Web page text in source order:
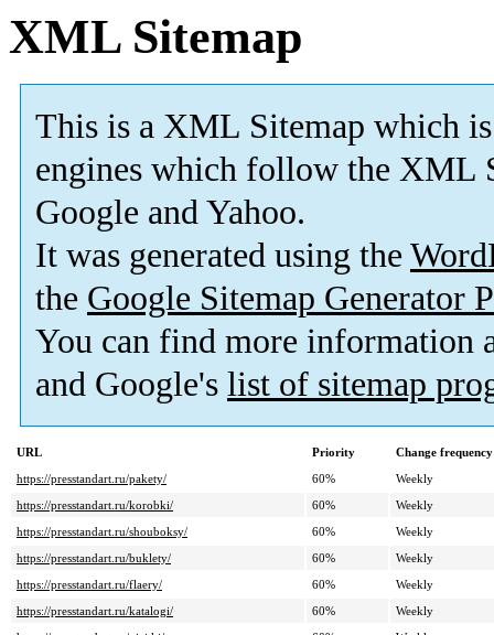
XML Sitemap
This is a XML Sitemap which is
engines which follow the XML
Google and Yahoo.
It was generated using the
the Google Sitemap Generator
You can find more information
and Google's list of sitemap
URL Priority
Change frequency
https://presstandart.ru/pakety/
60%
Weekly
https://presstandart.ru/korobki/
60%
Weekly
https://presstandart.ru/shouboksy/
60%
Weekly
https://presstandart.ru/buklety/
60%
Weekly
https://presstandart.ru/flaery/
60%
Weekly
https://presstandart.ru/katalogi/
60%
Weekly